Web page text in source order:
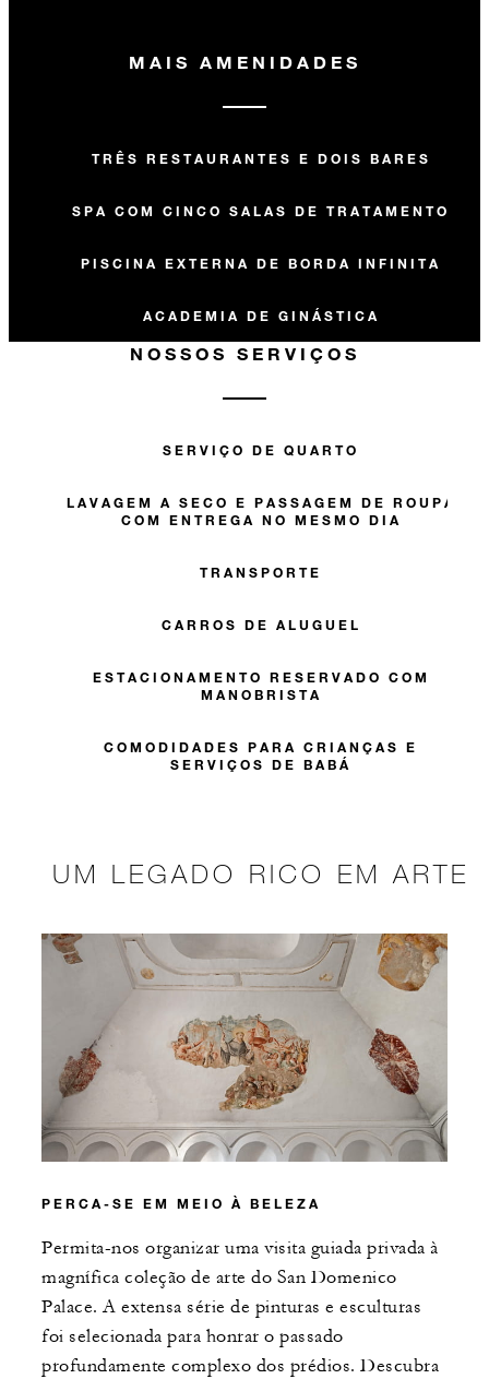
MAIS AMENIDADES
TRÊS RESTAURANTES E DOIS BARES
SPA COM CINCO SALAS DE TRATAMENTO
PISCINA EXTERNA DE BORDA INFINITA
ACADEMIA DE GINÁSTICA
NOSSOS SERVIÇOS
SERVIÇO DE QUARTO
LAVAGEM A SECO E PASSAGEM DE ROUPA
COM ENTREGA NO MESMO DIA
TRANSPORTE
CARROS DE ALUGUEL
ESTACIONAMENTO RESERVADO COM
MANOBRISTA
COMODIDADES PARA CRIANÇAS E
SERVIÇOS DE BABÁ
UM LEGADO RICO EM ARTE
PERCA-SE EM MEIO À BELEZA
Permita-nos organizar uma visita guiada privada à
magnífica coleção de arte do San Domenico
Palace. A extensa série de pinturas e esculturas
foi selecionada para honrar o passado
profundamente complexo dos prédios. Descubra